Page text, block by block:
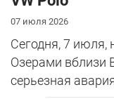
07 июля 2026
Сегодня, 7 июля,
Озерами вблизи
серьезная